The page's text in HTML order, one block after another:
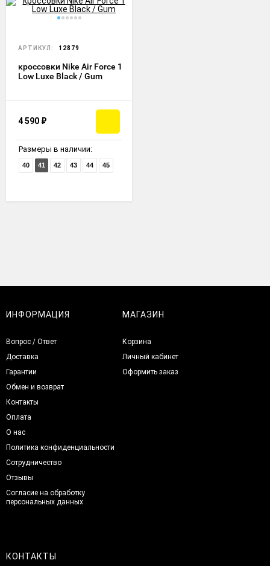
АРТИКУЛ: 12879
кроссовки Nike Air Force 1
Low Luxe Black / Gum
4 590 ₽
Размеры в наличии:
40 41 42 43 44 45
ИНФОРМАЦИЯ
Вопрос / Ответ
Доставка
Гарантии
Обмен и возврат
Контакты
Оплата
О нас
Политика конфиденциальности
Сотрудничество
Отзывы
Согласие на обработку
персональных данных
МАГАЗИН
Корзина
Личный кабинет
Оформить заказ
КОНТАКТЫ